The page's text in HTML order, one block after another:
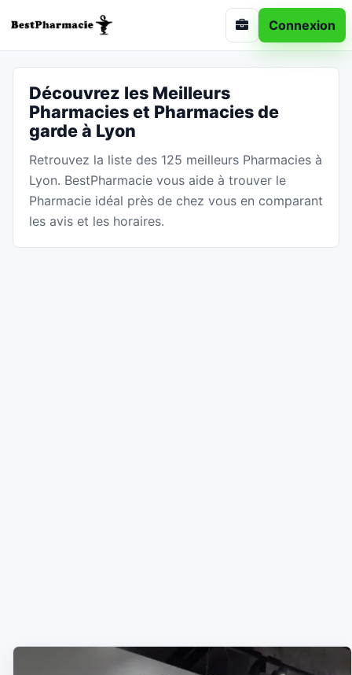
Connexion
Découvrez les Meilleurs
Pharmacies et Pharmacies de
garde à Lyon
Retrouvez la liste des 125 meilleurs Pharmacies à
Lyon. BestPharmacie vous aide à trouver le
Pharmacie idéal près de chez vous en comparant
les avis et les horaires.